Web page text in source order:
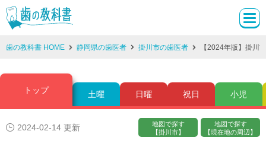
歯の教科書 HOME 静岡県の歯医者 掛川市の歯医者 【2024年版】掛川
トップ 土曜 日曜 祝日 小児
2024-02-14 更新
地図で探す
【掛川市】
地図で探す
【現在地の周辺】